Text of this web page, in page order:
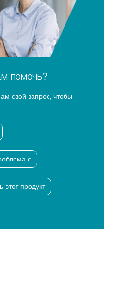
помочь?
свой запрос, чтобы
с
этот продукт